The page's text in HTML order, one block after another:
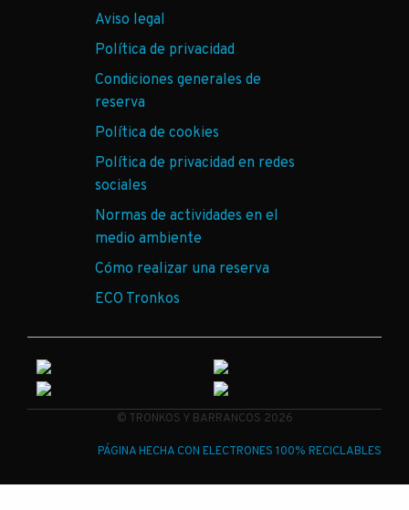
Aviso legal
Política de privacidad
Condiciones generales de
reserva
Política de cookies
Política de privacidad en redes
sociales
Normas de actividades en el
medio ambiente
Cómo realizar una reserva
ECO Tronkos
© TRONKOS Y BARRANCOS 2026
PÁGINA HECHA CON ELECTRONES 100% RECICLABLES